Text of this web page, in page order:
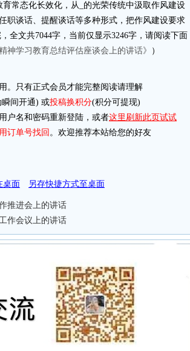
常态化长效化，从_的光荣传统中汲取作风建设
职谈话、提醒谈话等多种形式，把作风建设要求
文共7044字，当前仅显示3246字，请阅读下面
神学习教育总结评估座谈会上的讲话》 ）
只有正式会员才能完整阅读请理解
瞬间开通) 或投稿换积分(积分可提现)
户名和密码重新登陆，或者这里刷新此页试试
订单号找回 。欢迎推荐本站给您的好友
桌面 另存快捷方式至桌面
推进会上的讲话
作会议上的讲话